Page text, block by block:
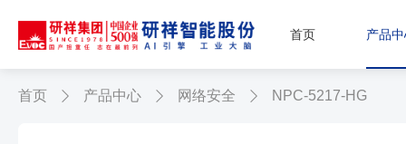
首页 产品
首页  产品中心  网络安全  NPC-5217-HG